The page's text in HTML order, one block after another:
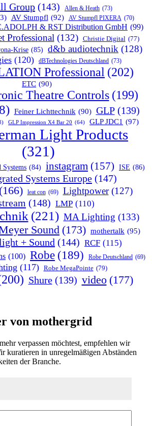
Group (143) Allen & Heath (73)
AV Stumpfl (92) AV Stumpfl PIXERA (70)
& RST Distribution GmbH (99)
Professional (132) Christie Digital (77)
Krise (85) d&b audiotechnik (128)
(120) dBTechnologies Deutschland (73)
Professional (202)
ETC (90)
Theatre Controls (199)
Feiner Lichttechnik (90) GLP (139)
GLP Impression X4 Bar 20 (64) GLP JDC1 (97)
Light Products
(321)
(84) instagram (157) ISE (86)
Systems Europe (147)
(166) leat con (69) Lightpower (127)
(148) LMP (110)
(221) MA Lighting (133)
Sound (173) mothertalk (95)
+ Sound (144) RCF (115)
(100) Robe (189) Robe Deutschland (69)
(117) Robe MegaPointe (79)
Shure (139) video (177)
von mothergrid
verpassen möchtest, empfehlen wir
kuratieren in unregelmäßigen Abständen
der Branche.